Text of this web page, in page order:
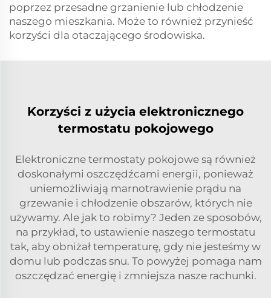
poprzez przesadne grzanienie lub chłodzenie
naszego mieszkania. Może to również przynieść
korzyści dla otaczającego środowiska.
Korzyści z użycia elektronicznego
termostatu pokojowego
Elektroniczne termostaty pokojowe są również
doskonałymi oszczędźcami energii, ponieważ
uniemożliwiają marnotrawienie prądu na
grzewanie i chłodzenie obszarów, których nie
używamy. Ale jak to robimy? Jeden ze sposobów,
na przykład, to ustawienie naszego termostatu
tak, aby obniżał temperaturę, gdy nie jesteśmy w
domu lub podczas snu. To powyżej pomaga nam
oszczędzać energię i zmniejsza nasze rachunki.